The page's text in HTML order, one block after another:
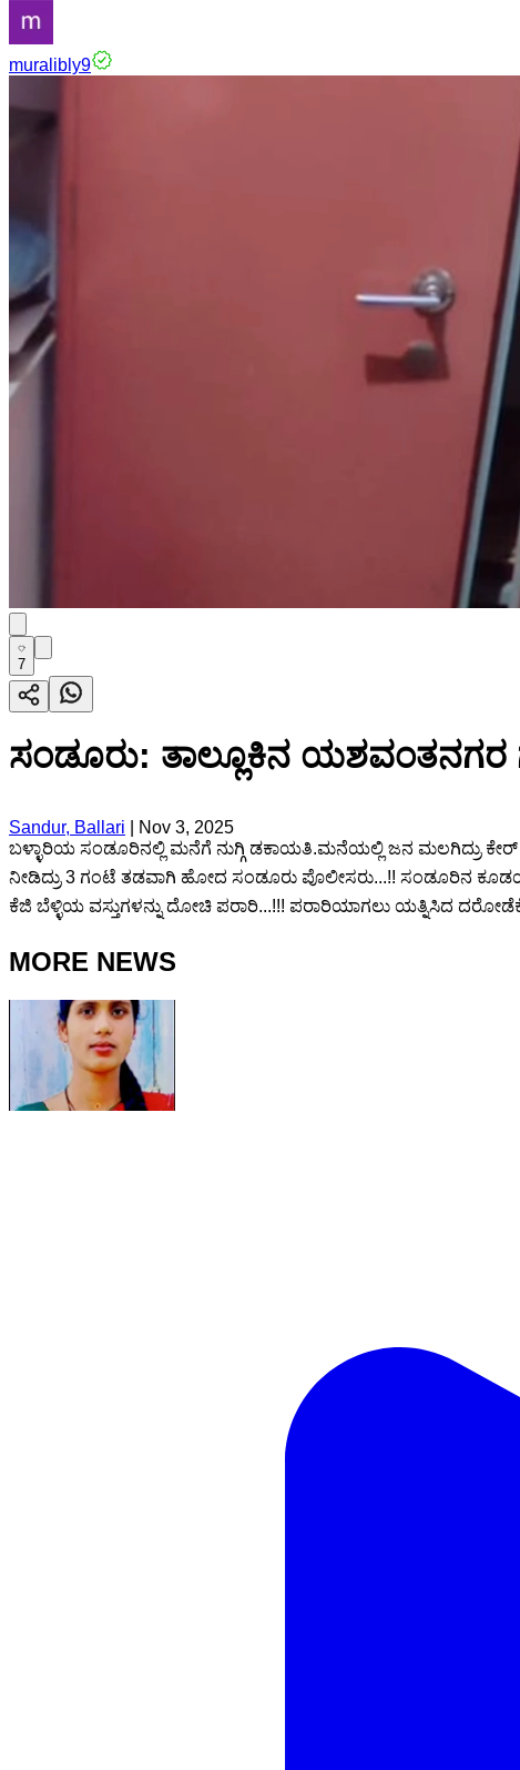
muralibly9
7
ಸಂಡೂರು: ತಾಲ್ಲೂಕಿನ ಯಶವಂತನಗರ
Sandur, Ballari
Nov 3, 2025
ಬಳ್ಳಾರಿಯ ಸಂಡೂರಿನಲ್ಲಿ ಮನೆಗೆ ನುಗ್ಗಿ ಡಕಾಯತಿ.ಮನೆಯಲ್ಲಿ ಜನ ಮಲಗಿದ್ರು
ನೀಡಿದ್ರು 3 ಗಂಟೆ ತಡವಾಗಿ ಹೋದ ಸಂಡೂರು ಪೊಲೀಸರು...!! ಸಂಡೂರಿನ
ಕೆಜಿ ಬೆಳ್ಳಿಯ ವಸ್ತುಗಳನ್ನು ದೋಚಿ ಪರಾರಿ...!!! ಪರಾರಿಯಾಗಲು ಯತ್ನಿಸಿದ
MORE NEWS